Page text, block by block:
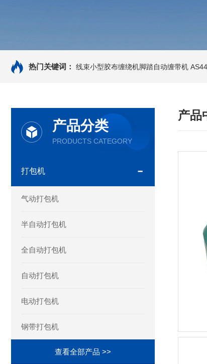
热门关键词： 线束小型胶布缠绕机脚踏自动缠带机
产品分类
PRODUCTS CATEGORY
打包机
气动打包机
半自动打包机
全自动打包机
自动打包机
电动打包机
钢带打包机
查看全部产品 >>
产品